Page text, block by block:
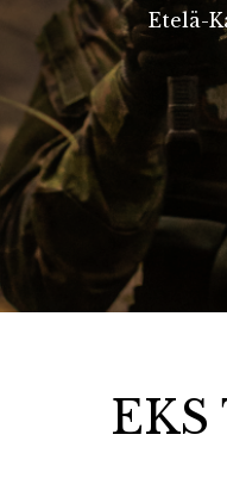
Etelä-
EKS